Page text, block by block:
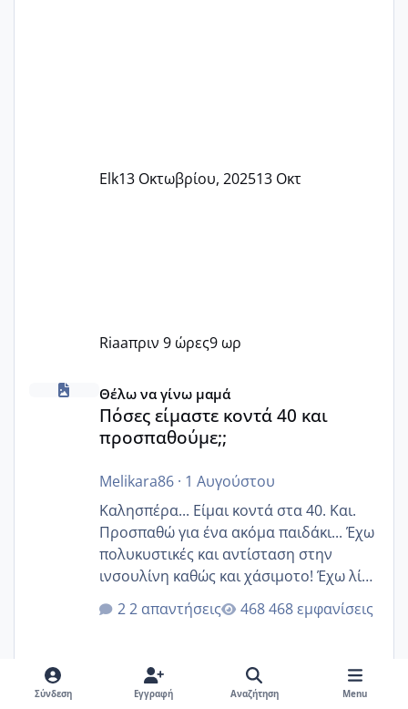
Elk13 Οκτωβρίου, 202513 Οκτ
Riaaπριν 9 ώρες9 ωρ
Πόσες είμαστε κοντά 40 και προσπαθούμε;;
Θέλω να γίνω μαμά
Πόσες είμαστε κοντά 40 και
προσπαθούμε;;
Melikara86· 1 Αυγούστου
Καλησπέρα... Είμαι κοντά στα 40. Και.
Προσπαθώ για ένα ακόμα παιδάκι... Έχω
πολυκυστικές και αντίσταση στην
ινσουλίνη καθώς και χάσιμοτο! Έχω λίγα
κιλά παραπάνω και όσο κ αν προσπαθώ
δεν χάνω εύκολα! Προσπαθώ για ακόμη
γράψετε όσες κοπέλες είστε σε
παρόμοια φάση;; Αυτή την στιγμή έχω
2 απαντήσεις 468 εμφανίσεις
Σύνδεση Εγγραφή Αναζήτηση Menu